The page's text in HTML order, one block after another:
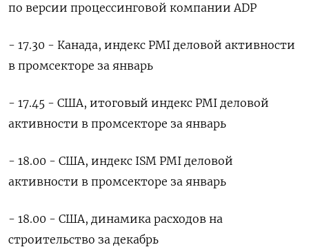
по версии процессинговой компании ADP
- 17.30 - Канада, индекс PMI деловой активности
в промсекторе за январь
- 17.45 - США, итоговый индекс PMI деловой
активности в промсекторе за январь
- 18.00 - США, индекс ISM PMI деловой
активности в промсекторе за январь
- 18.00 - США, динамика расходов на
строительство за декабрь